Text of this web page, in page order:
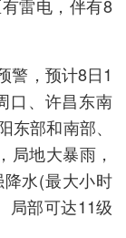
雷电，伴有8
警，预计8日1
口、许昌东南
部和南部、
局地大暴雨，
水(最大小时
局部可达11级